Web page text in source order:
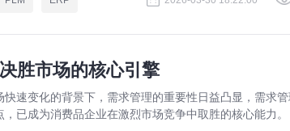
胜市场的核心引擎
快速变化的背景下，需求管理的重要性日益凸显，需求管
，已成为消费品企业在激烈市场竞争中取胜的核心能力。